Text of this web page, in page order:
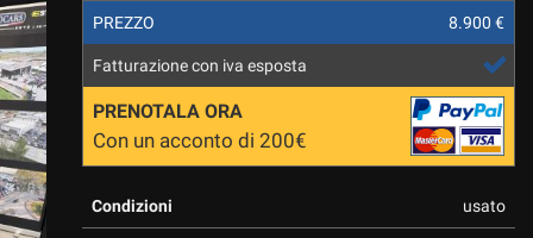
PREZZO 8.900 €
Fatturazione con iva esposta
PRENOTALA ORA
Con un acconto di 200€
Condizioni usato